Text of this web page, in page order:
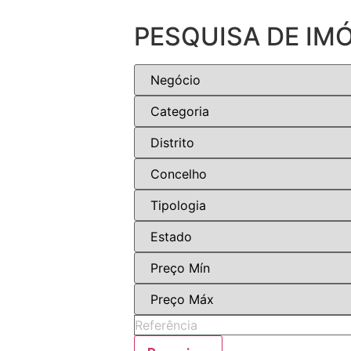
PESQUISA DE